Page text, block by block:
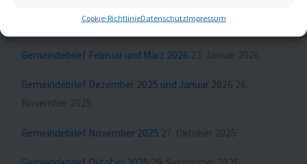
Cookie-RichtlinieDatenschutzImpressum
GUMBERTUS
Gemeindebrief Februar und März 2026 23. Januar 2026
Gemeindebrief Dezember 2025 und Januar 2026 26.
November 2025
Gemeindebrief November 2025 27. Oktober 2025